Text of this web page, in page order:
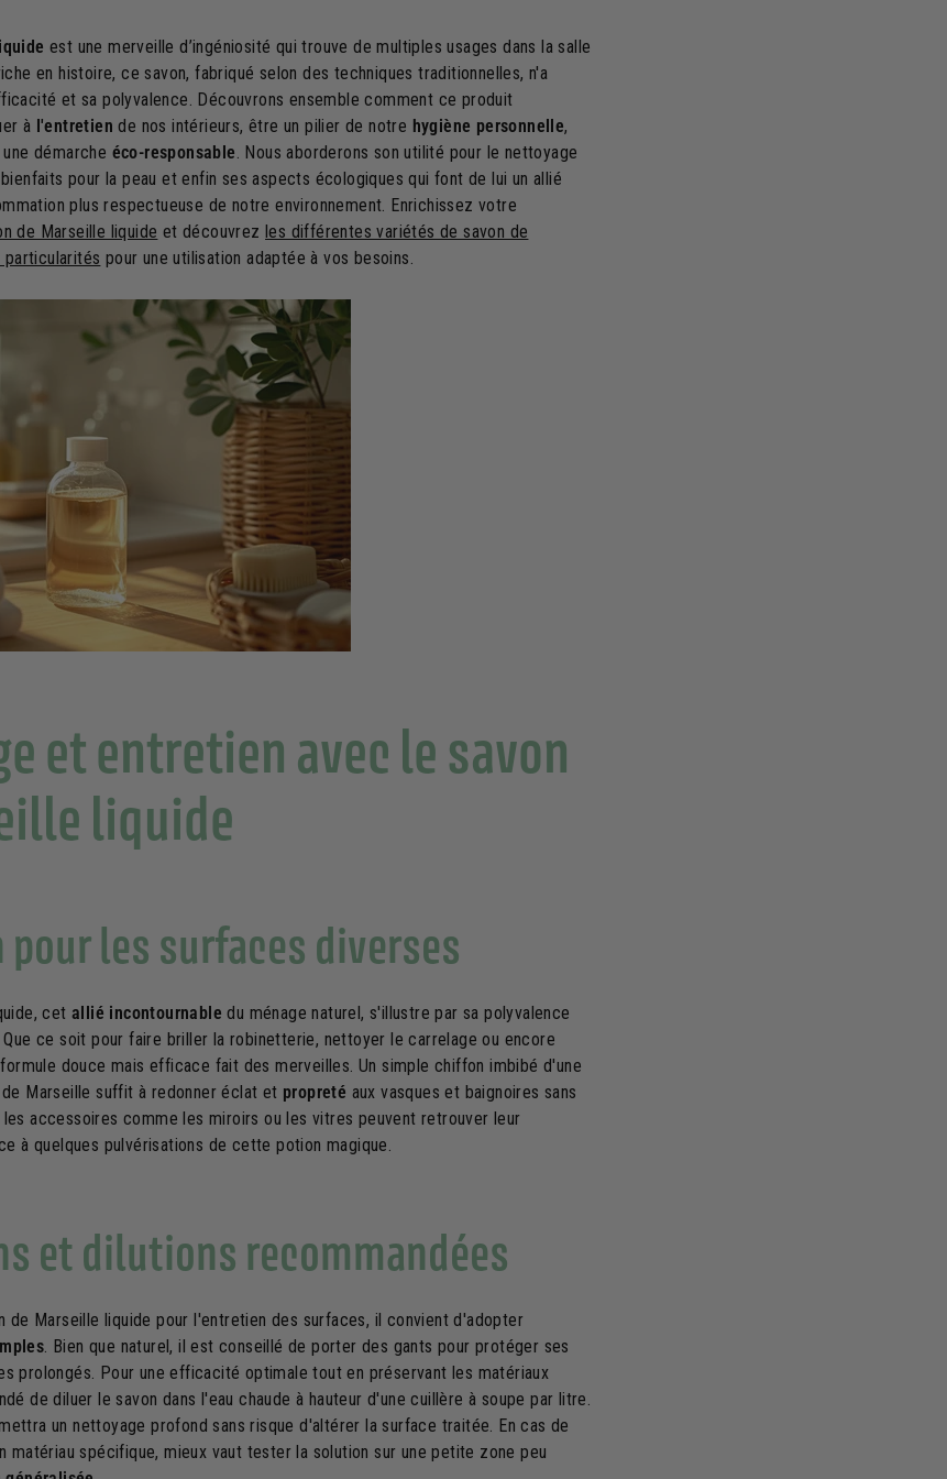
est une merveille d’ingéniosité qui trouve de multiples usages dans la salle
en histoire, ce savon, fabriqué selon des techniques traditionnelles, n'a
et sa polyvalence. Découvrons ensemble comment ce produit
à l'entretien de nos intérieurs, être un pilier de notre hygiène personnelle,
démarche éco-responsable. Nous aborderons son utilité pour le nettoyage
pour la peau et enfin ses aspects écologiques qui font de lui un allié
plus respectueuse de notre environnement. Enrichissez votre
de Marseille liquide et découvrezles différentes variétés de savon de
particularités pour une utilisation adaptée à vos besoins.
et entretien avec le savon
liquide
les surfaces diverses
cet allié incontournable du ménage naturel, s'illustre par sa polyvalence
Que ce soit pour faire briller la robinetterie, nettoyer le carrelage ou encore
douce mais efficace fait des merveilles. Un simple chiffon imbibé d'une
Marseille suffit à redonner éclat et propreté aux vasques et baignoires sans
accessoires comme les miroirs ou les vitres peuvent retrouver leur
à quelques pulvérisations de cette potion magique.
et dilutions recommandées
de Marseille liquide pour l'entretien des surfaces, il convient d'adopter
. Bien que naturel, il est conseillé de porter des gants pour protéger ses
prolongés. Pour une efficacité optimale tout en préservant les matériaux
de diluer le savon dans l'eau chaude à hauteur d'une cuillère à soupe par litre.
un nettoyage profond sans risque d'altérer la surface traitée. En cas de
matériau spécifique, mieux vaut tester la solution sur une petite zone peu